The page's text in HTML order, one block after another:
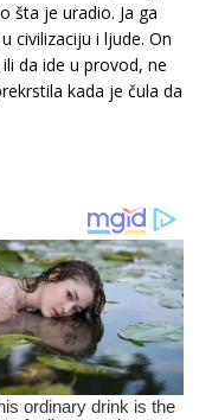
šta je uradio. Ja ga
civilizaciju i ljude. On
da ide u provod, ne
kada je čula da